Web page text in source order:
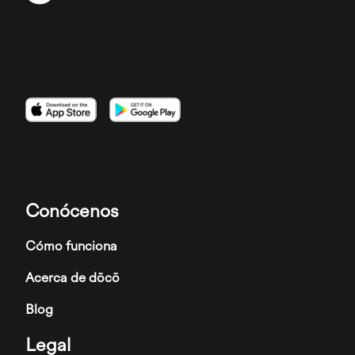
Imagen
Imagen Imagen
Conócenos
Cómo funciona
Acerca de dōcō
Blog
Legal